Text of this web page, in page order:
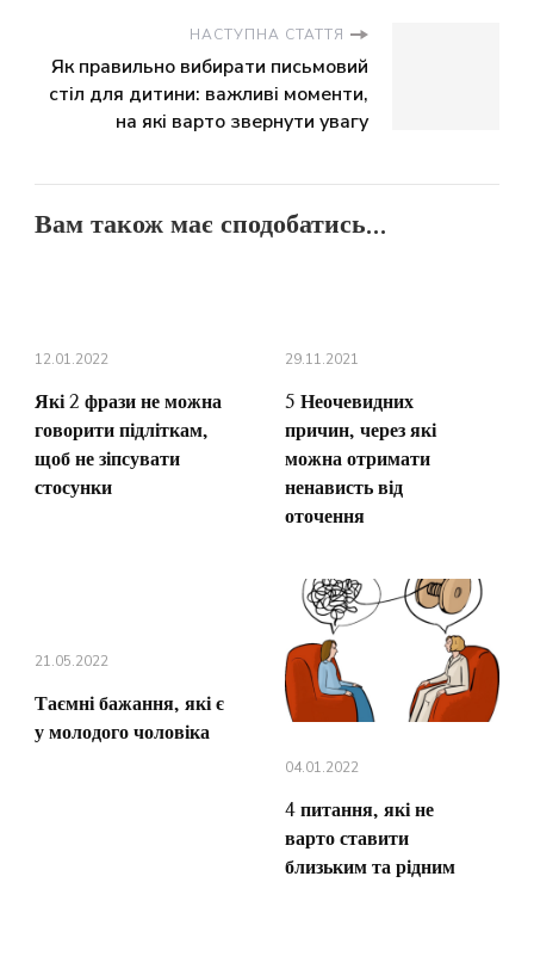
НАСТУПНА СТАТТЯ
Як правильно вибирати письмовий
стіл для дитини: важливі моменти,
на які варто звернути увагу
Вам також має сподобатись...
12.01.2022
Які 2 фрази не можна
говорити підліткам,
щоб не зіпсувати
стосунки
29.11.2021
5 Неочевидних
причин, через які
можна отримати
ненависть від
оточення
21.05.2022
Таємні бажання, які є
у молодого чоловіка
04.01.2022
4 питання, які не
варто ставити
близьким та рідним